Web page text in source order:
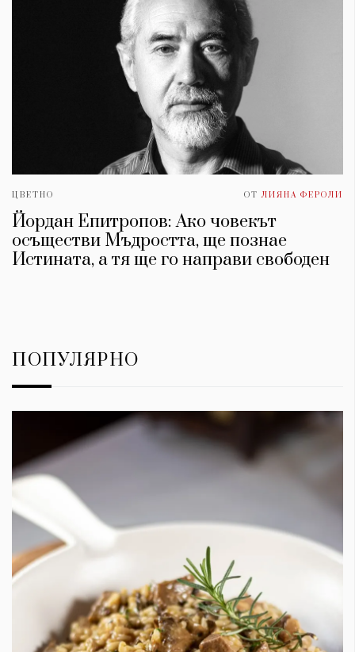
ЦВЕТНО ОТ ЛИЯНА ФЕРОЛИ
Йордан Епитропов: Ако човекът
осъществи Мъдростта, ще познае
Истината, а тя ще го направи свободен
ПОПУЛЯРНО